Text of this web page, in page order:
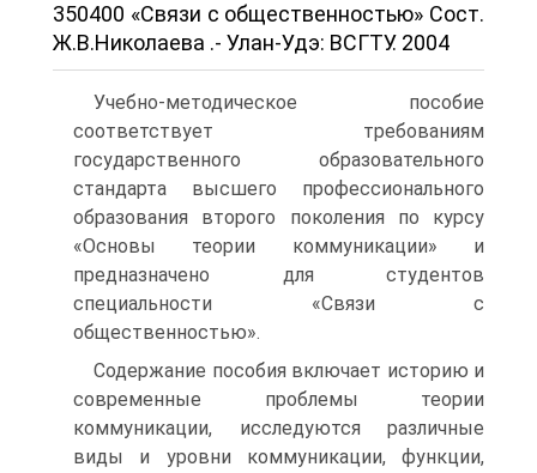
350400 «Связи с общественностью» Сост.
Ж.В.Николаева .- Улан-Удэ: ВСГТУ. 2004
Учебно-методическое пособие
соответствует требованиям
государственного образовательного
стандарта высшего профессионального
образования второго поколения по курсу
«Основы теории коммуникации» и
предназначено для студентов
специальности «Связи с
общественностью».
Содержание пособия включает историю и
современные проблемы теории
коммуникации, исследуются различные
виды и уровни коммуникации, функции,